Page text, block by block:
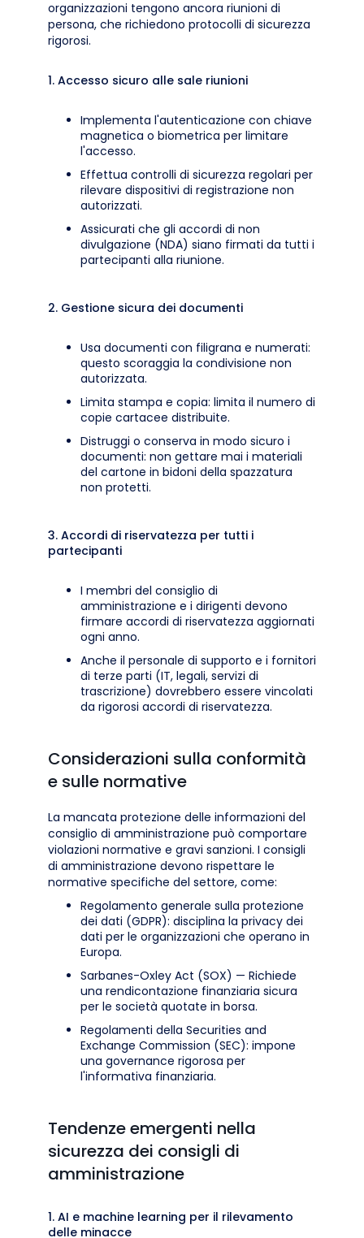
organizzazioni tengono ancora riunioni di
persona, che richiedono protocolli di sicurezza
rigorosi.
1. Accesso sicuro alle sale riunioni
Implementa l'autenticazione con chiave
magnetica o biometrica per limitare
l'accesso.
Effettua controlli di sicurezza regolari per
rilevare dispositivi di registrazione non
autorizzati.
Assicurati che gli accordi di non
divulgazione (NDA) siano firmati da tutti i
partecipanti alla riunione.
2. Gestione sicura dei documenti
Usa documenti con filigrana e numerati:
questo scoraggia la condivisione non
autorizzata.
Limita stampa e copia: limita il numero di
copie cartacee distribuite.
Distruggi o conserva in modo sicuro i
documenti: non gettare mai i materiali
del cartone in bidoni della spazzatura
non protetti.
3. Accordi di riservatezza per tutti i
partecipanti
I membri del consiglio di
amministrazione e i dirigenti devono
firmare accordi di riservatezza aggiornati
ogni anno.
Anche il personale di supporto e i fornitori
di terze parti (IT, legali, servizi di
trascrizione) dovrebbero essere vincolati
da rigorosi accordi di riservatezza.
Considerazioni sulla conformità
e sulle normative
La mancata protezione delle informazioni del
consiglio di amministrazione può comportare
violazioni normative e gravi sanzioni. I consigli
di amministrazione devono rispettare le
normative specifiche del settore, come:
Regolamento generale sulla protezione
dei dati (GDPR): disciplina la privacy dei
dati per le organizzazioni che operano in
Europa.
Sarbanes-Oxley Act (SOX) — Richiede
una rendicontazione finanziaria sicura
per le società quotate in borsa.
Regolamenti della Securities and
Exchange Commission (SEC): impone
una governance rigorosa per
l'informativa finanziaria.
Tendenze emergenti nella
sicurezza dei consigli di
amministrazione
1. AI e machine learning per il rilevamento
delle minacce